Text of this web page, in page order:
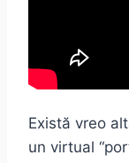
Există vreo
un virtual